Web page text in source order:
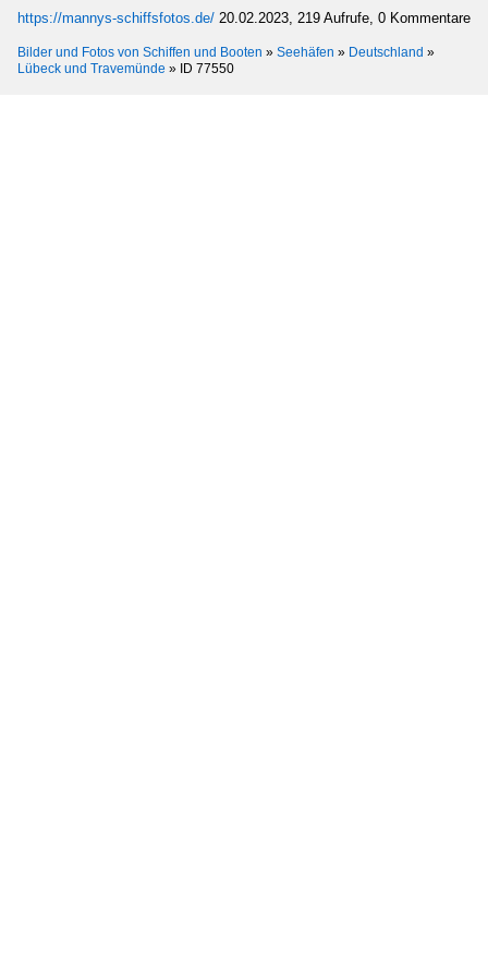
https://mannys-schiffsfotos.de/ 20.02.2023, 219 Aufrufe, 0 Kommentare
Bilder und Fotos von Schiffen und Booten » Seehäfen » Deutschland »
Lübeck und Travemünde » ID 77550